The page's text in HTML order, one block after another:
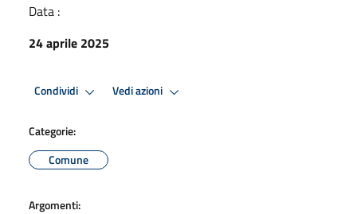
Data :
24 aprile 2025
Condividi Vedi azioni
Categorie:
Comune
Argomenti: